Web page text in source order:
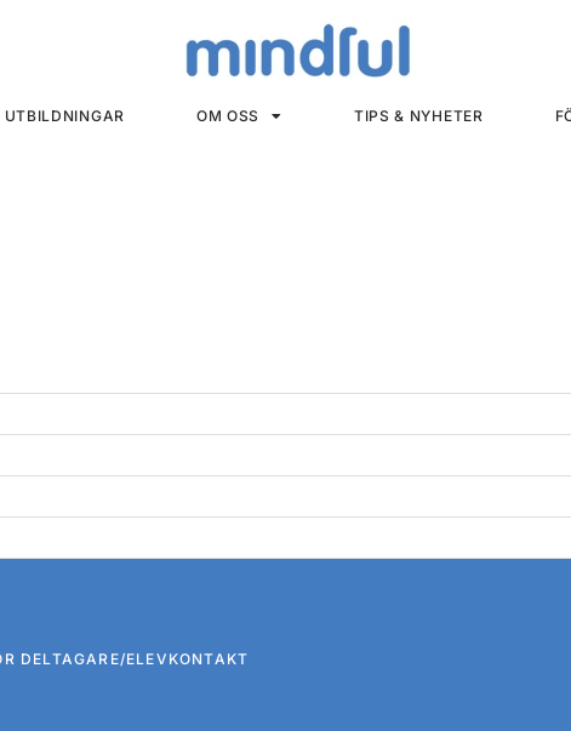
UTBILDNINGAR OM OSS TIPS & NYHETER
DELTAGARE/ELEV KONTAKT